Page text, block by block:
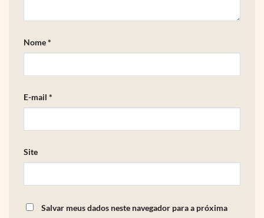
Nome*
E-mail *
Site
Salvar meus dados neste navegador para a próxima